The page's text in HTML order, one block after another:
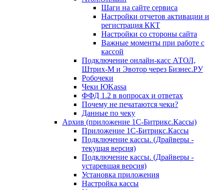
Шаги на сайте сервиса
Настройки отчетов активации и
регистрация ККТ
Настройки со стороны сайта
Важные моменты при работе с
кассой
Подключение онлайн-касс АТОЛ,
Штрих-М и Эвотор через Бизнес.РУ
Робочеки
Чеки ЮKassa
ФФД 1.2 в вопросах и ответах
Почему не печатаются чеки?
Данные по чеку
Архив (приложение 1С-Битрикс.Кассы)
Приложение 1С-Битрикс.Кассы
Подключение кассы. (Драйверы -
текущая версия)
Подключение кассы. (Драйверы -
устаревшая версия)
Установка приложения
Настройка кассы